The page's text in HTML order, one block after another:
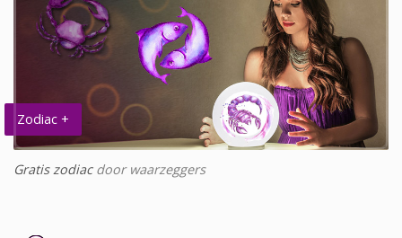
Zodiac +
Gratis zodiacdoor waarzeggers